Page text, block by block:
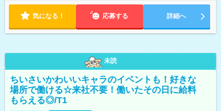
気になる！ 応募する 詳細へ
未読
ちいさいかわいいキャラのイベントも！好きな
場所で働ける☆来社不要！働いたその日に給料
もらえる◎/T1